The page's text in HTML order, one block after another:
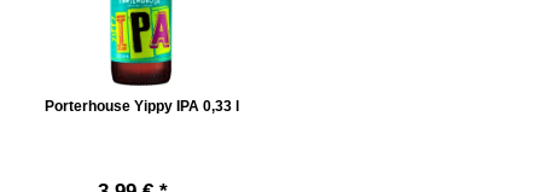
Porterhouse Yippy IPA 0,33 l